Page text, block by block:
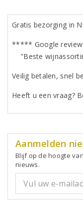
Gratis bezorging in
***** Google
"Beste
Veilig betalen, snel
Heeft u een vraag?
Aanmelden
Blijf op de hoogte
nieuws.